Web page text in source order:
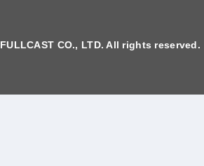
FULLCAST CO., LTD. All rights reserved.